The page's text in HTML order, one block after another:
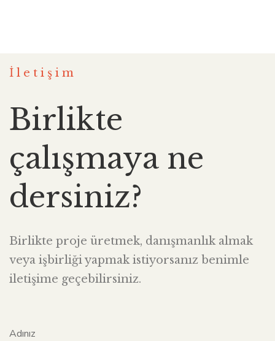
İletişim
Birlikte
çalışmaya ne
dersiniz?
Birlikte proje üretmek, danışmanlık almak
veya işbirliği yapmak istiyorsanız benimle
iletişime geçebilirsiniz.
Adınız